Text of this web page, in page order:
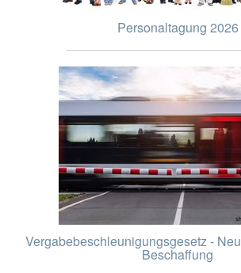
Personaltagung 2026
Vergabebeschleunigungsgesetz -
Beschaffung